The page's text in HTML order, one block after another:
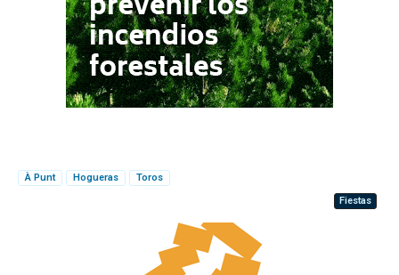
À Punt Hogueras
Toros
Fiestas